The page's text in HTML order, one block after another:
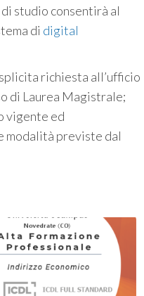
studio consentirà al
di digital
richiesta all’ufficio
di Laurea Magistrale;
vigente ed
modalità previste dal